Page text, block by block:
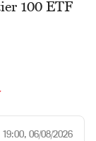
100 ETF
19:00, 06/08/2026